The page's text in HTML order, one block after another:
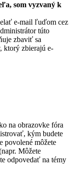
som vyzvaný k
e-mail ľuďom cez
túto
zbaviť sa
ktorý zbierajú e-
na obrazovke fóra
kým budete
povolené môžete
Môžete
odpovedať na témy